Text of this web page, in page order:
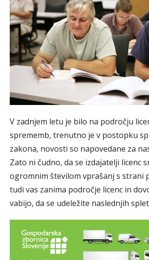
V zadnjem letu je bilo na področju
sprememb, trenutno je v postopku
zakona, novosti so napovedane za
Zato ni čudno, da se izdajatelji licenc
ogromnim številom vprašanj s strani
tudi vas zanima področje licenc in
vabijo, da se udeležite naslednjih